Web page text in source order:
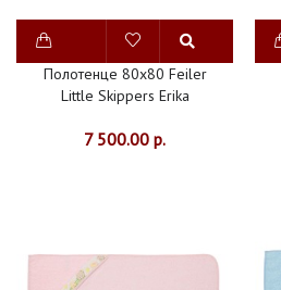
НОВИНКИ
СКИДКИ
Полотенце 80x80 Feiler
Little Skippers Erika
7 500.00 р.